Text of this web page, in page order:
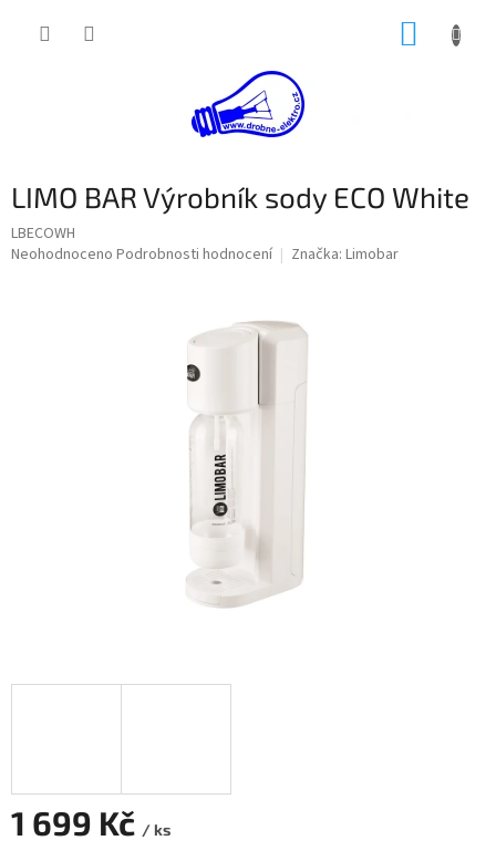
LIMO BAR Výrobník sody ECO White
LBECOWH
Průměrné
Neohodnoceno Podrobnosti hodnocení Značka: Limobar
1 699 Kč / ks